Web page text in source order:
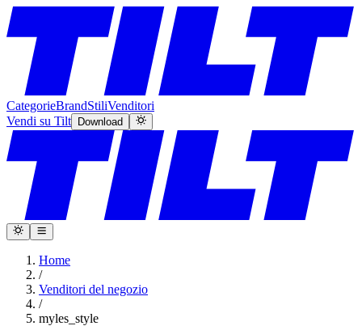
CategorieBrandStiliVenditori
Vendi su Tilt
Download
Home
/
Venditori del negozio
/
myles_style